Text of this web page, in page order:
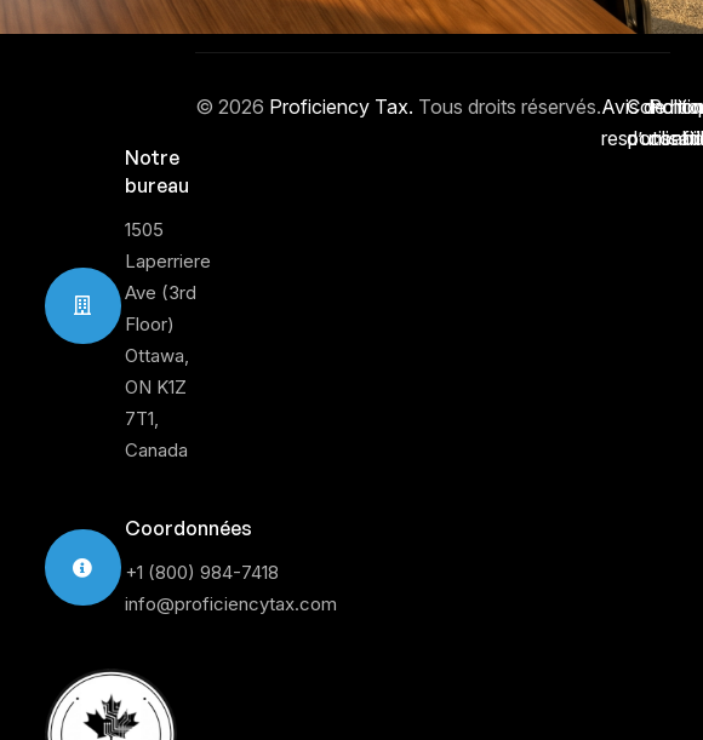
Notre
bureau
1505
Laperriere
Ave (3rd
Floor)
Ottawa,
ON K1Z
7T1,
Canada
Coordonnées
+1 (800) 984-7418
info@proficiencytax.com
© 2026 Proficiency Tax. Tous droits réservés.Avis de